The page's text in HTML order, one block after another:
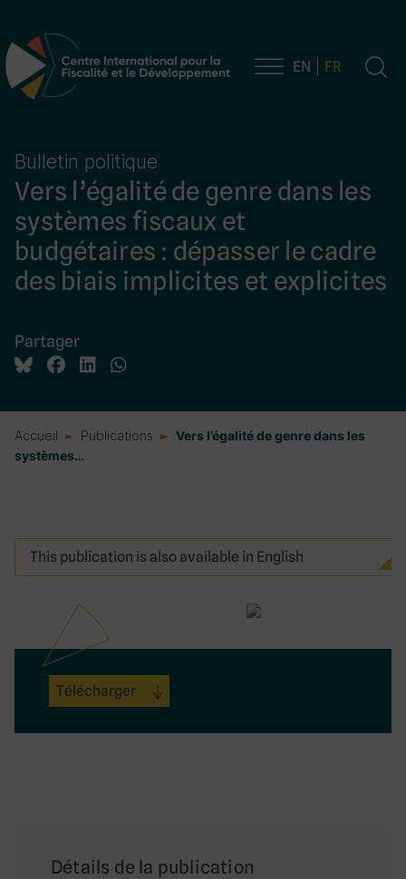
Navigation principale EN FR
Bulletin politique
Vers l’égalité de genre dans les
systèmes fiscaux et
budgétaires : dépasser le cadre
des biais implicites et explicites
Partager
Accueil Publications
Vers l’égalité de genre dans les
systèmes…
This publication is also available in English
Télécharger
Détails de la publication